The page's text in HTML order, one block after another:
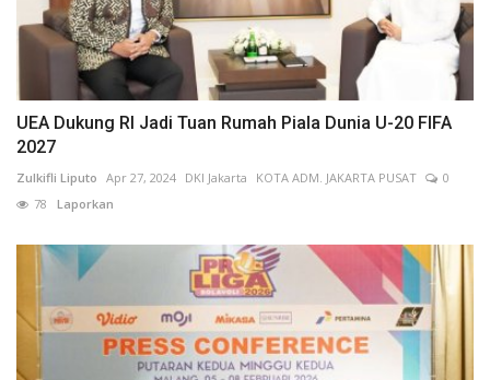
UEA Dukung RI Jadi Tuan Rumah Piala Dunia U-20 FIFA
2027
Zulkifli Liputo Apr 27, 2024 DKI Jakarta KOTA ADM. JAKARTA PUSAT
0
78 Laporkan